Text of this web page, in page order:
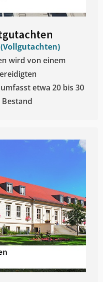
(Vollgutachten)
wird von einem
etwa 20 bis 30